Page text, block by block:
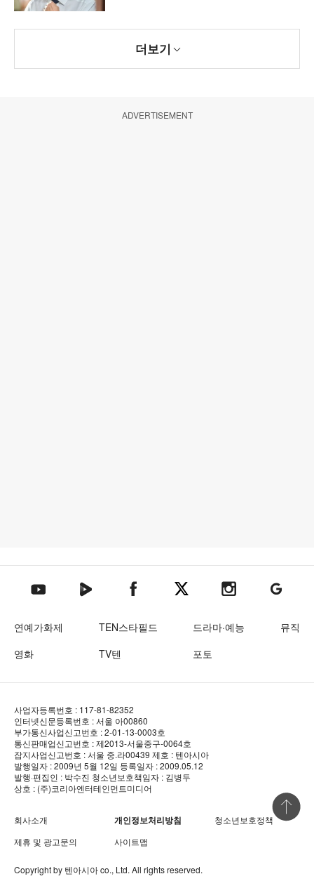
더보기
ADVERTISEMENT
텐아시아 유튜브텐아시아 네이버TV텐아시아 페이스북텐아시아 엑스텐아시아 인스타그램
텐아시아
연예가화제 TEN스타필드 드라마·예능
뮤직
영화
TV텐 포토
사업자등록번호 : 117-81-82352
인터넷신문등록번호 : 서울 아00860
부가통신사업신고번호 : 2-01-13-0003호
통신판매업신고번호 : 제2013-서울중구-0064호
잡지사업신고번호 : 서울 중.라00439 제호 : 텐아시아
발행일자 : 2009년 5월 12일 등록일자 : 2009.05.12
발행·편집인 : 박수진 청소년보호책임자 : 김병두
상호 : (주)코리아엔터테인먼트미디어
회사소개 개인정보처리방침
청소년보호정책
제휴 및 광고문의
사이트맵
Copyright by 텐아시아co., Ltd. All rights reserved.
상단 바로